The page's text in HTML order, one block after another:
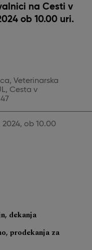
na Cesti v
ob 10.00 uri.
Veterinarska
Cesta v
2024, ob 10.00
dekanja
prodekanja za